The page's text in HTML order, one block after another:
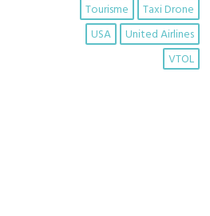
Taxi Drone
Tourisme
United Airlines
USA
VTOL